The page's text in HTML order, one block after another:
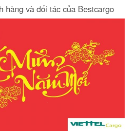
hàng và đối tác của Bestcargo